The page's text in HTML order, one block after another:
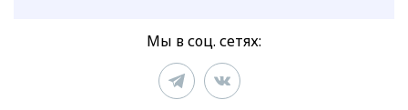
Мы в соц. сетях: